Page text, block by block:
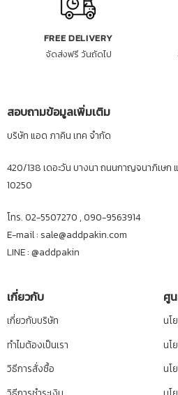
FREE DELIVERY
จัดส่งฟรี วันถัดไป
สอบถามข้อมูลเพิ่มเติม
บริษัท แอด ภาคิน เทค จำกัด
420/138 เดอะวัน บางนา ถนนกาญจนาภิเษก
10250
โทร. 02-5507270 , 090-9563914
E-mail : sale@addpakin.com
LINE : @addpakin
เกี่ยวกับ
เกี่ยวกับบริษัท
ทำไมต้องเป็นเรา
วิธีการสั่งซื้อ
ศู
นโ
นโ
นโ